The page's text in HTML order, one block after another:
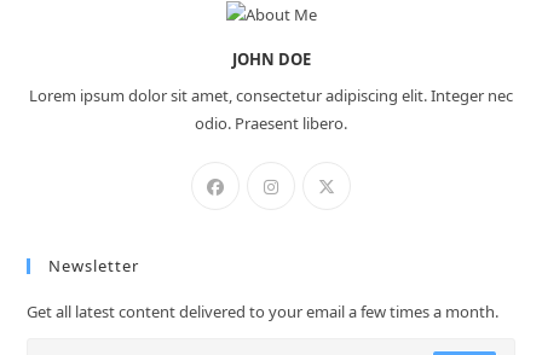
JOHN DOE
Lorem ipsum dolor sit amet, consectetur adipiscing elit. Integer nec
odio. Praesent libero.
Newsletter
Get all latest content delivered to your email a few times a month.